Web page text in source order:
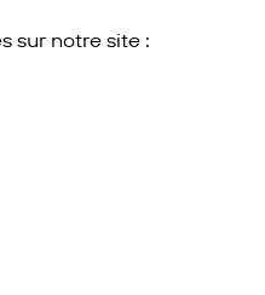
sur notre site :